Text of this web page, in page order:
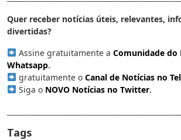
Quer receber notícias úteis, relevantes,
divertidas?
Assine gratuitamente a Comunidade do
Whatsapp.
gratuitamente o Canal de Notícias no
Siga o NOVO Notícias no Twitter.
Tags